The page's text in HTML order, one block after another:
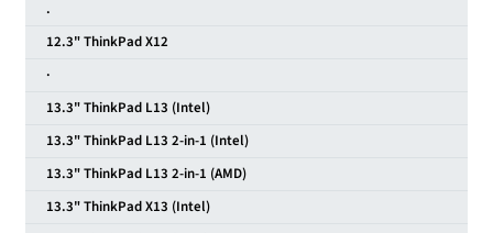
.
12.3" ThinkPad X12
·
13.3" ThinkPad L13 (Intel)
13.3" ThinkPad L13 2-in-1 (Intel)
13.3" ThinkPad L13 2-in-1 (AMD)
13.3" ThinkPad X13 (Intel)